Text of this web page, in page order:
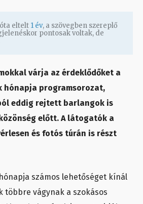
eltelt 1 év, a szövegben szereplő
pontosak voltak, de
várja az érdeklődőket a
hónapja programsorozat,
eddig rejtett barlangok is
előtt. A látogatók a
és fotós túrán is részt
számos lehetőséget kínál
többre vágynak a szokásos